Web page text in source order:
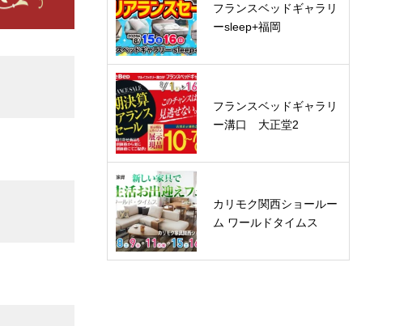
フランスベッドギャラリ
ーsleep+福岡
フランスベッドギャラリ
ー溝口 大正堂2
カリモク関西ショールー
ム ワールドタイムス